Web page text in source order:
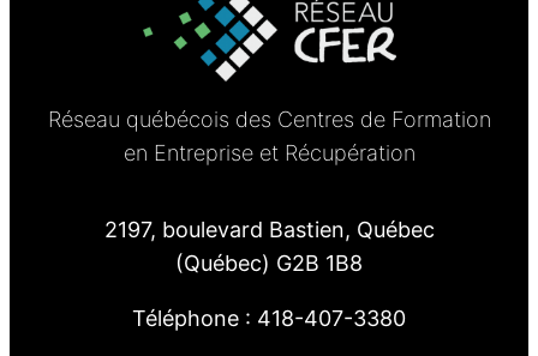
Réseau québécois des Centres de Formation
en Entreprise et Récupération
2197, boulevard Bastien, Québec
(Québec) G2B 1B8
Téléphone : 418-407-3380